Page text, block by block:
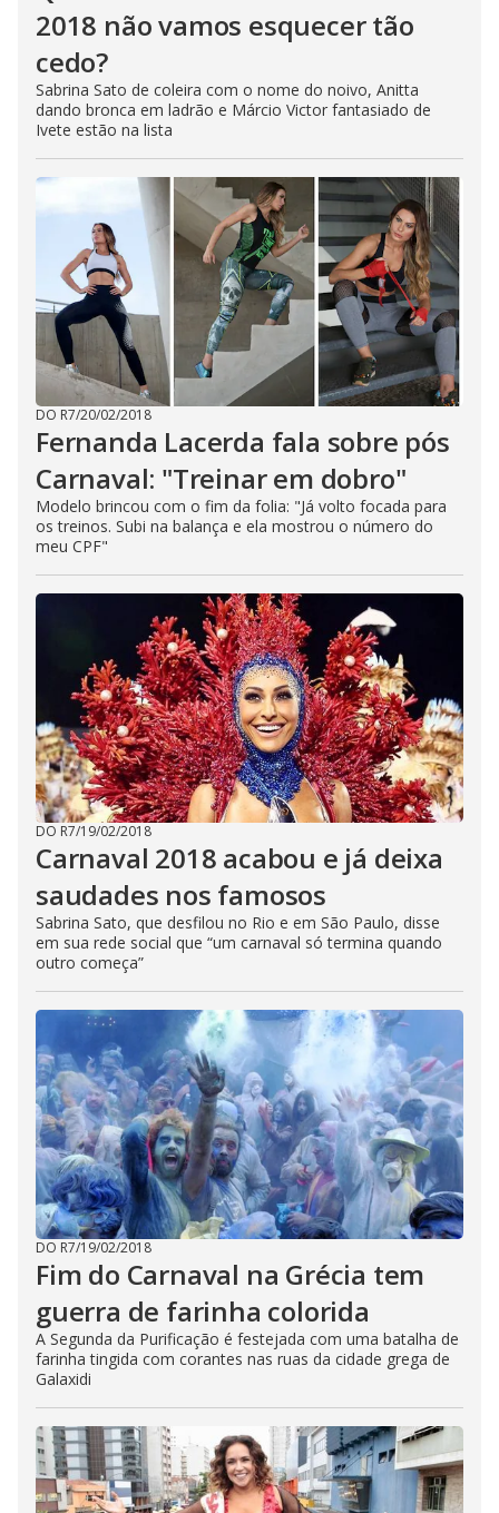
2018 não vamos esquecer tão
cedo?
Sabrina Sato de coleira com o nome do noivo, Anitta
dando bronca em ladrão e Márcio Victor fantasiado de
Ivete estão na lista
DO R7/20/02/2018
Fernanda Lacerda fala sobre pós
Carnaval: "Treinar em dobro"
Modelo brincou com o fim da folia: "Já volto focada para
os treinos. Subi na balança e ela mostrou o número do
meu CPF"
DO R7/19/02/2018
Carnaval 2018 acabou e já deixa
saudades nos famosos
Sabrina Sato, que desfilou no Rio e em São Paulo, disse
em sua rede social que “um carnaval só termina quando
outro começa”
DO R7/19/02/2018
Fim do Carnaval na Grécia tem
guerra de farinha colorida
A Segunda da Purificação é festejada com uma batalha de
farinha tingida com corantes nas ruas da cidade grega de
Galaxidi